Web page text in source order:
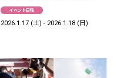
イベント日程
2026.1.17 (土) - 2026.1.18 (日)